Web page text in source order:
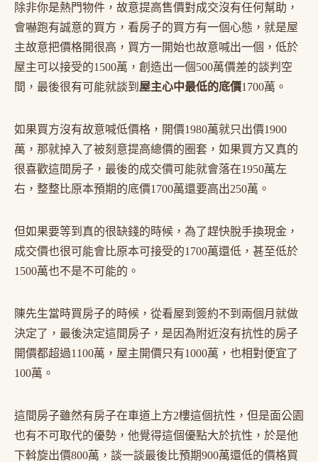
除非你是熱門物件，故意提高售價對成交沒有任何幫助，
會嚇跑有誠意的買方，看房子的買方有一個心態，就是屋
主故意把價格開很高，買方一開始也故意喊出一個，低於
屋主可以接受的1500萬，創造出一個500萬價差的談判空
間，最後很有可能就談到 屋主心中最低的底價1700萬。
如果買方沒有故意喊低價格，開價1980萬就只出價1900
萬，那就掉入了被刻意提高總價的圈套，如果買方又真的
很喜歡這間房子，最後的成交價可能就會落在1950萬左
右，整整比原本預期的底價1700萬還要高出250萬。
但如果要等到真的很缺錢的時候，為了趕快脫手換現金，
成交價也很可能會比原本可接受的1700萬還低，甚至低於
1500萬也不是不可能的。
陳先生當時買房子的時候，從看屋到簽約不到兩個月就做
決定了，最後決定這間房子，是因為附近沒有抗性的房子
開價都超過1100萬，屋主開價只有1000萬，也相對便宜了
100萬。
這間房子雖然有房子在車道上方2樓這個抗性，但是面公園
也有不可取代的優勢，他覺得這個優點大於抗性，於是他
下斡旋出價800萬，談一談最後比預期900萬還低的價格買